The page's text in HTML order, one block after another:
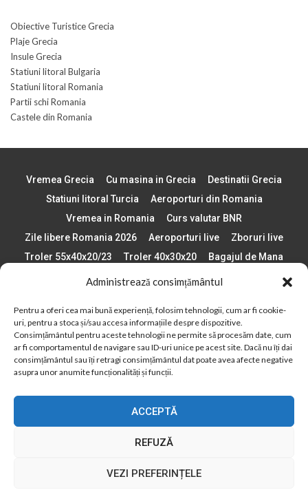
Administrează consimțământul
Pentru a oferi cea mai bună experiență, folosim tehnologii, cum ar fi cookie-
uri, pentru a stoca și/sau accesa informațiile despre dispozitive.
Consimțământul pentru aceste tehnologii ne permite să procesăm date, cum
ar fi comportamentul de navigare sau ID-uri unice pe acest site. Dacă nu îți dai
consimțământul sau îți retragi consimțământul dat poate avea afecte negative
asupra unor anumite funcționalități și funcții.
ACCEPTĂ
REFUZĂ
VEZI PREFERINȚELE
Obiective Turistice Grecia
Plaje Grecia
Insule Grecia
Statiuni litoral Bulgaria
Statiuni litoral Romania
Partii schi Romania
Castele din Romania
Vremea Grecia Cu masina in Grecia
Destinatii Grecia
Statiuni litoral Turcia
Aeroporturi din Romania
Vremea in Romania
Curs valutar BNR
Zile libere Romania 2026
Aeroporturi live
Zboruri live
Troler 55x40x20/23
Troler 40x30x20
Bagajul de Mana
Paste 2026
Cele mai bune telefoane
Plaje din Europa
Concerte Romania 2025
Asigurare de calatorie
Când se schimba ora în 2026
Calendar Formula 1 sezon 2026
Boarding Pass
Despre AirlinesTravel.ro
Politică cookie-uri (UE)
Cookie Policy (AU)
Politică cookie-uri (ZA)
Politică cookie-uri (Canada)
Politică cookie-uri (BR)
2012 - 2025 © Toate drepturile rezervate